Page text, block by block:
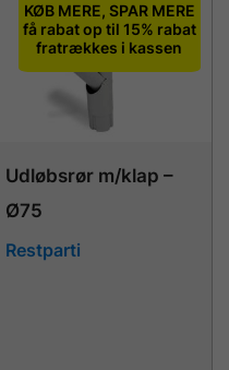
KØB MERE, SPAR MERE
få rabat op til 15% rabat
fratrækkes i kassen
Udløbsrør m/klap –
Ø75
Restparti